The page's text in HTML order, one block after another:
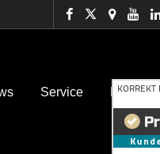
Service Kontakt